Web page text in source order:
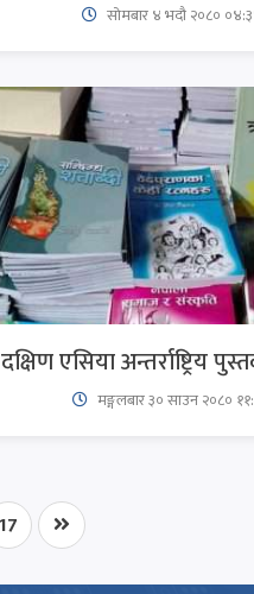
सोमबार ४ भदौ २०८०
दक्षिण एसिया अन्तर्राष्ट्रिय
मङ्गलबार ३० साउन २०८०
17